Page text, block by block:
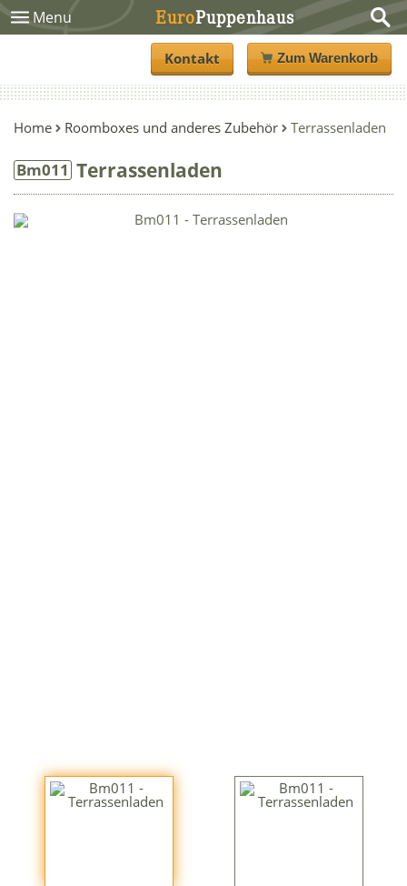
Menu EuroPuppenhaus
Kontakt Zum Warenkorb
Home Roomboxes und anderes Zubehör Terrassenladen
Bm011 Terrassenladen